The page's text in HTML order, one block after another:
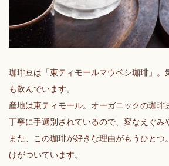
珈琲豆は「東ティモールマウベシ珈琲」。
も飲んでいます。
産地は東ティモール。オーガニックの珈琲
丁寧に手選別されているので、変なえぐみ
また、この珈琲が好きな理由がもうひとつ
けがついています。